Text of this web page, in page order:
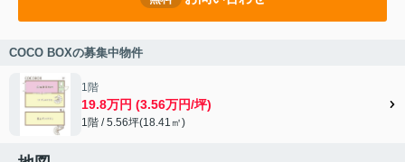
COCO BOXの募集中物件
1階
19.8万円 (3.56万円/坪)
1階 / 5.56坪(18.41㎡)